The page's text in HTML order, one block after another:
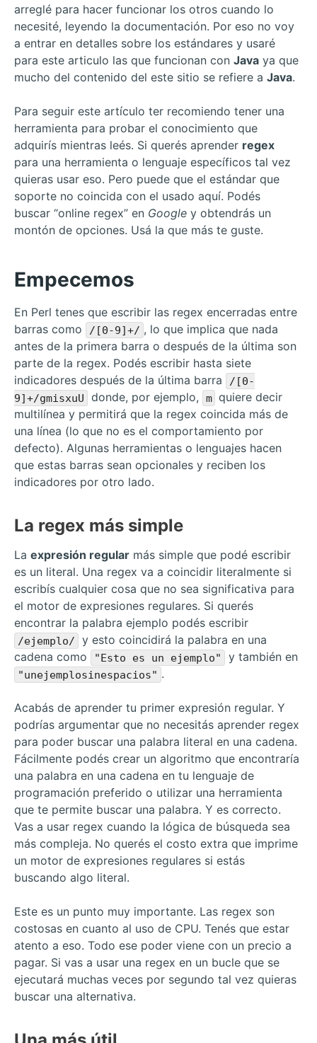
arreglé para hacer funcionar los otros cuando lo
necesité, leyendo la documentación. Por eso no voy
a entrar en detalles sobre los estándares y usaré
para este articulo las que funcionan con Java ya que
mucho del contenido del este sitio se refiere a Java.
Para seguir este artículo ter recomiendo tener una
herramienta para probar el conocimiento que
adquirís mientras leés. Si querés aprender regex
para una herramienta o lenguaje específicos tal vez
quieras usar eso. Pero puede que el estándar que
soporte no coincida con el usado aquí. Podés
buscar “online regex” en Google y obtendrás un
montón de opciones. Usá la que más te guste.
Empecemos
En Perl tenes que escribir las regex encerradas entre
barras como
/[0-9]+/ , lo que implica que nada
antes de la primera barra o después de la última son
parte de la regex. Podés escribir hasta siete
indicadores después de la última barra
/[0-
9]+/gmisxuU
donde, por ejemplo, m quiere decir
multilínea y permitirá que la regex coincida más de
una línea (lo que no es el comportamiento por
defecto). Algunas herramientas o lenguajes hacen
que estas barras sean opcionales y reciben los
indicadores por otro lado.
La regex más simple
La expresión regular más simple que podé escribir
es un literal. Una regex va a coincidir literalmente si
escribís cualquier cosa que no sea significativa para
el motor de expresiones regulares. Si querés
encontrar la palabra ejemplo podés escribir
/ejemplo/
y esto coincidirá la palabra en una
cadena como
"Esto es un ejemplo" y también en
"unejemplosinespacios" .
Acabás de aprender tu primer expresión regular. Y
podrías argumentar que no necesitás aprender regex
para poder buscar una palabra literal en una cadena.
Fácilmente podés crear un algoritmo que encontraría
una palabra en una cadena en tu lenguaje de
programación preferido o utilizar una herramienta
que te permite buscar una palabra. Y es correcto.
Vas a usar regex cuando la lógica de búsqueda sea
más compleja. No querés el costo extra que imprime
un motor de expresiones regulares si estás
buscando algo literal.
Este es un punto muy importante. Las regex son
costosas en cuanto al uso de CPU. Tenés que estar
atento a eso. Todo ese poder viene con un precio a
pagar. Si vas a usar una regex en un bucle que se
ejecutará muchas veces por segundo tal vez quieras
buscar una alternativa.